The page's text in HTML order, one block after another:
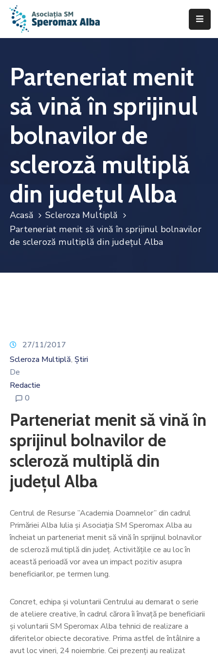
noi
Scleroza
Multiplă
Asistență
&
de
ajutor
Contact
Parteneriat menit
să vină în sprijinul
bolnavilor de
scleroză multiplă
din județul Alba
Acasă
Scleroza Multiplă
Parteneriat menit să vină în sprijinul bolnavilor
de scleroză multiplă din județul Alba
27/11/2017
Scleroza Multiplă‚ Știri
De
Redactie
0
Parteneriat menit să vină în
sprijinul bolnavilor de
scleroză multiplă din
județul Alba
Centrul de Resurse ”Academia Doamnelor” din cadrul
Primăriei Alba Iulia și Asociația SM Speromax Alba au
încheiat un parteneriat menit să vină în sprijinul bolnavilor
de scleroză multiplă din județ. Activitățile ce au loc în
această perioadă vor avea un impact pozitiv asupra
beneficiarilor, pe termen lung.
Concret, echipa și voluntarii Centrului au demarat o serie
de ateliere creative, în cadrul cărora îi învață pe beneficiarii
și voluntarii SM Speromax Alba tehnici de realizare a
diferitelor obiecte decorative. Prima astfel de întâlnire a
avut loc vineri, 24 noiembrie. Cei prezenți au realizat